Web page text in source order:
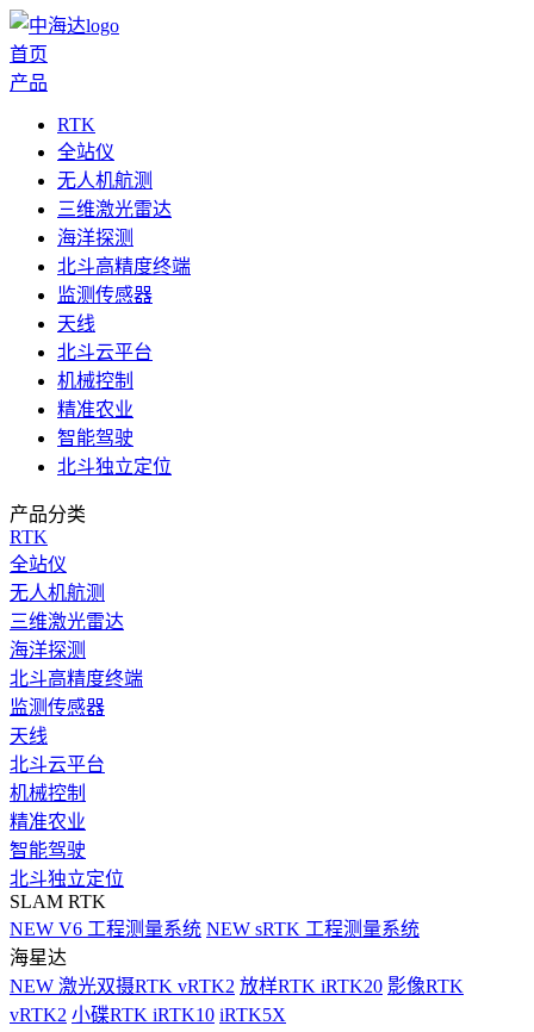
首页
产品
RTK
全站仪
无人机航测
三维激光雷达
海洋探测
北斗高精度终端
监测传感器
天线
北斗云平台
机械控制
精准农业
智能驾驶
北斗独立定位
产品分类
RTK
全站仪
无人机航测
三维激光雷达
海洋探测
北斗高精度终端
监测传感器
天线
北斗云平台
机械控制
精准农业
智能驾驶
北斗独立定位
SLAM RTK
NEW V6 工程测量系统 NEW sRTK 工程测量系统
海星达
NEW 激光双摄RTK vRTK2 放样RTK iRTK20 影像RTK
vRTK2 小碟RTK iRTK10 iRTK5X